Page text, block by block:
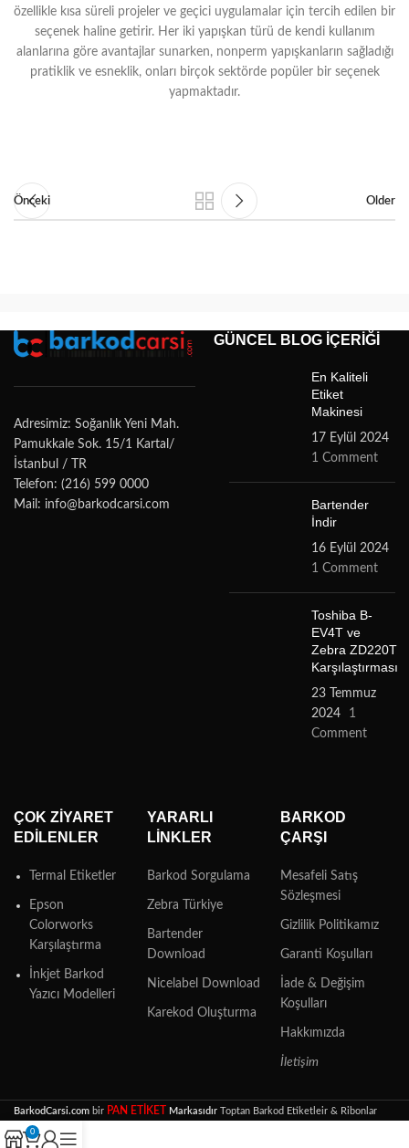
özellikle kısa süreli projeler ve geçici uygulamalar için tercih edilen bir
seçenek haline getirir. Her iki yapışkan türü de kendi kullanım
alanlarına göre avantajlar sunarken, nonperm yapışkanların sağladığı
pratiklik ve esneklik, onları birçok sektörde popüler bir seçenek
yapmaktadır.
Önceki Older
Adresimiz: Soğanlık Yeni Mah.
Pamukkale Sok. 15/1 Kartal/
İstanbul / TR
Telefon: (216) 599 0000
Mail: info@barkodcarsi.com
GÜNCEL BLOG İÇERIĞI
En Kaliteli
Etiket
Makinesi
17 Eylül 2024
1 Comment
Bartender
İndir
16 Eylül 2024
1 Comment
Toshiba B-
EV4T ve
Zebra ZD220T
Karşılaştırması
23 Temmuz
2024
1
Comment
ÇOK ZIYARET
EDILENLER
Termal Etiketler
Epson
Colorworks
Karşılaştırma
İnkjet Barkod
Yazıcı Modelleri
YARARLI
LINKLER
Barkod Sorgulama
Zebra Türkiye
Bartender
Download
Nicelabel Download
Karekod Oluşturma
BARKOD
ÇARŞI
Mesafeli Satış
Sözleşmesi
Gizlilik Politikamız
Garanti Koşulları
İade & Değişim
Koşulları
Hakkımızda
İletişim
BarkodCarsi.com bir PAN ETİKET Markasıdır Toptan Barkod Etiketleir & Ribonlar
0